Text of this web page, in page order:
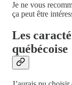
Je ne vous
ça peut être
Les
québécoise